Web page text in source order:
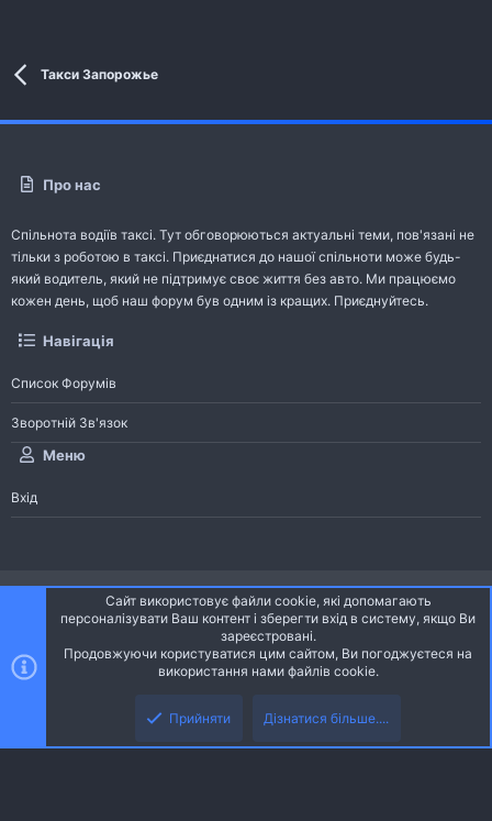
Такси Запорожье
Про нас
Спільнота водіїв таксі. Тут обговорюються актуальні теми, пов'язані не
тільки з роботою в таксі. Приєднатися до нашої спільноти може будь-
який водитель, який не підтримує своє життя без авто. Ми працюємо
кожен день, щоб наш форум був одним із кращих. Приєднуйтесь.
Навігація
Список Форумів
Зворотній Зв'язок
Меню
Вхід
Ніч
Українська (UA)
S
Community platform by XenForo® © 2010-2026 XenForo Ltd.
Community platform by XenForo © 2010-2022 XenForo Ltd. | dev: Pages
Сайт використовує файли cookie, які допомагають
персоналізувати Ваш контент і зберегти вхід в систему, якщо Ви
зареєстровані.
Продовжуючи користуватися цим сайтом, Ви погоджуєтеся на
використання нами файлів cookie.
Прийняти Дізнатися більше....